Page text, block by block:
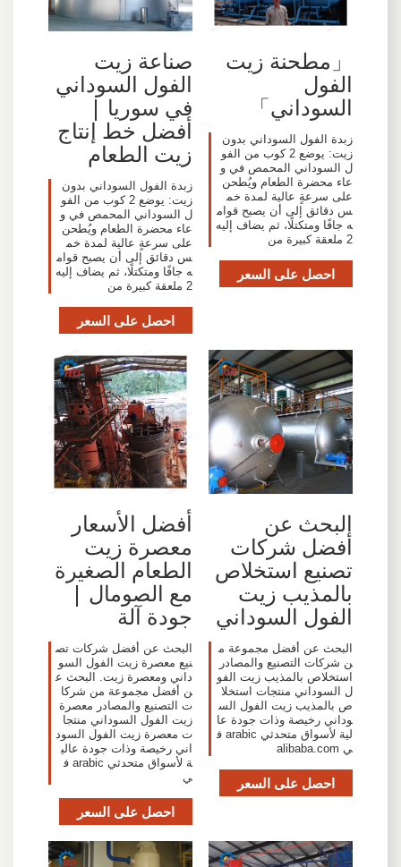
「مطحنة زيت
الفول
السوداني」
زبدة الفول السوداني بدون
زيت: يوضع 2 كوب من الفو
ل السوداني المحمص في و
عاء محضرة الطعام ويُطحن
على سرعةٍ عالية لمدة خم
س دقائق إلى أن يصبح قوام
ه جافًا ومتكتلًا، ثم يضاف إليه
2 ملعقة كبيرة من
احصل على السعر
صناعة زيت
الفول السوداني
في سوريا |
أفضل خط إنتاج
زيت الطعام
زبدة الفول السوداني بدون
زيت: يوضع 2 كوب من الفو
ل السوداني المحمص في و
عاء محضرة الطعام ويُطحن
على سرعةٍ عالية لمدة خم
س دقائق إلى أن يصبح قوام
ه جافًا ومتكتلًا، ثم يضاف إليه
2 ملعقة كبيرة من
احصل على السعر
البحث عن
أفضل شركات
تصنيع استخلاص
بالمذيب زيت
الفول السوداني
البحث عن أفضل مجموعة م
ن شركات التصنيع والمصادر
استخلاص بالمذيب زيت الفو
ل السوداني منتجات استخلا
ص بالمذيب زيت الفول الس
وداني رخيصة وذات جودة عا
لية لأسواق متحدثي arabic ف
ي alibaba.com
احصل على السعر
أفضل الأسعار
معصرة زيت
الطعام الصغيرة
مع الصومال |
جودة آلة
البحث عن أفضل شركات تص
نيع معصرة زيت الفول السو
داني ومعصرة زيت. البحث ع
ن أفضل مجموعة من شركا
ت التصنيع والمصادر معصرة
زيت الفول السوداني منتجا
ت معصرة زيت الفول السود
اني رخيصة وذات جودة عالي
ة لأسواق متحدثي arabic ف
ي
احصل على السعر